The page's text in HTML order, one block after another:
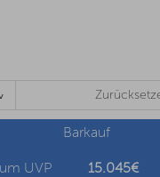
Barkauf
UVP
15.045€